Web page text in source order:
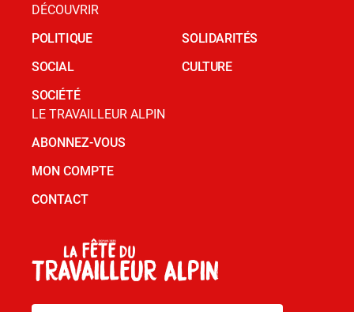
DÉCOUVRIR
POLITIQUE
SOCIAL
SOCIÉTÉ
SOLIDARITÉS
CULTURE
LE TRAVAILLEUR ALPIN
ABONNEZ-VOUS
MON COMPTE
CONTACT